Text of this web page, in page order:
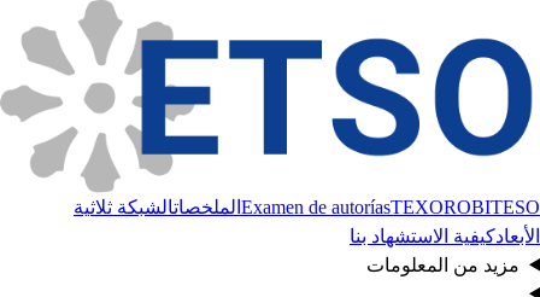
Examen de autoríasTEXOROBITESO الملخصاتالشبكة ثلاثية
الأبعادكيفية الاستشهاد بنا
مزيد من المعلومات